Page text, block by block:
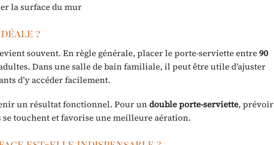
la surface du mur
?
souvent. En règle générale, placer le porte-serviette entre90
Dans une salle de bain familiale, il peut être utile d’ajuster
d’y accéder facilement.
un résultat fonctionnel. Pour undouble porte-serviette, prévoir
touchent et favorise une meilleure aération.